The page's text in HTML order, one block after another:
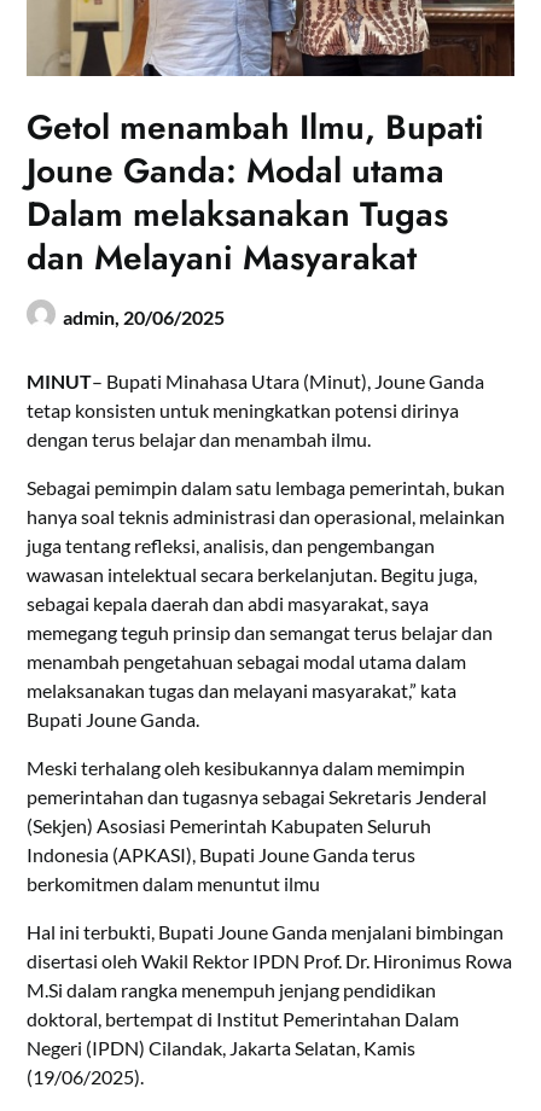
Getol menambah Ilmu, Bupati
Joune Ganda: Modal utama
Dalam melaksanakan Tugas
dan Melayani Masyarakat
admin, 20/06/2025
MINUT– Bupati Minahasa Utara (Minut), Joune Ganda
tetap konsisten untuk meningkatkan potensi dirinya
dengan terus belajar dan menambah ilmu.
Sebagai pemimpin dalam satu lembaga pemerintah, bukan
hanya soal teknis administrasi dan operasional, melainkan
juga tentang refleksi, analisis, dan pengembangan
wawasan intelektual secara berkelanjutan. Begitu juga,
sebagai kepala daerah dan abdi masyarakat, saya
memegang teguh prinsip dan semangat terus belajar dan
menambah pengetahuan sebagai modal utama dalam
melaksanakan tugas dan melayani masyarakat,” kata
Bupati Joune Ganda.
Meski terhalang oleh kesibukannya dalam memimpin
pemerintahan dan tugasnya sebagai Sekretaris Jenderal
(Sekjen) Asosiasi Pemerintah Kabupaten Seluruh
Indonesia (APKASI), Bupati Joune Ganda terus
berkomitmen dalam menuntut ilmu
Hal ini terbukti, Bupati Joune Ganda menjalani bimbingan
disertasi oleh Wakil Rektor IPDN Prof. Dr. Hironimus Rowa
M.Si dalam rangka menempuh jenjang pendidikan
doktoral, bertempat di Institut Pemerintahan Dalam
Negeri (IPDN) Cilandak, Jakarta Selatan, Kamis
(19/06/2025).